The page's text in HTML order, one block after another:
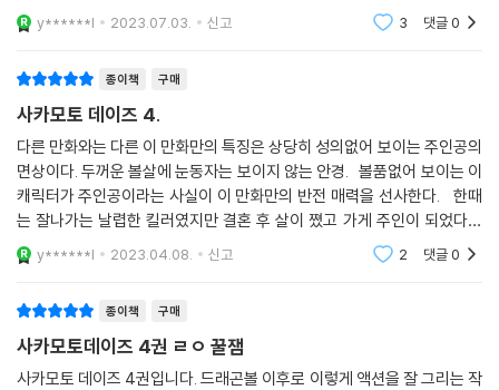
설정. 그러나 여전히 살아있는 전설이기에 거기에 따르는 다양한 에피소드
y******l 2023.07.03. 신고 3 댓글0
종이책 구매
사카모토 데이즈 4.
다른 만화와는 다른 이 만화만의 특징은 상당히 성의없어 보이는 주인공의
면상이다. 두꺼운 볼살에 눈동자는 보이지 않는 안경. 볼품없어 보이는 이
캐릭터가 주인공이라는 사실이 이 만화만의 반전 매력을 선사한다. 한때
는 잘나가는 날렵한 킬러였지만 결혼 후 살이 쪘고 가게 주인이 되었다는
설정. 그러나 여전히 살아있는 전설이기에 거기에 따르는 다양한 에피소드
y******l 2023.04.08. 신고 2 댓글0
종이책 구매
사카모토데이즈 4권 ㄹㅇ 꿀잼
사카모토 데이즈 4권입니다. 드래곤볼 이후로 이렇게 액션을 잘 그리는 작